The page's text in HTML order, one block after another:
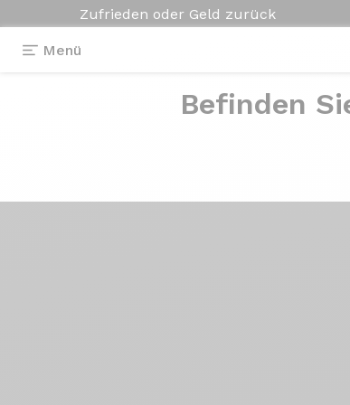
Zufrieden oder Geld zurück
Menü
Befinden